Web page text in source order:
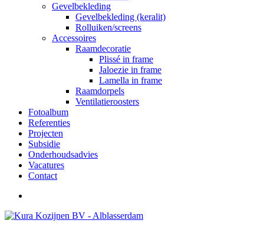
Gevelbekleding
Gevelbekleding (keralit)
Rolluiken/screens
Accessoires
Raamdecoratie
Plissé in frame
Jaloezie in frame
Lamella in frame
Raamdorpels
Ventilatieroosters
Fotoalbum
Referenties
Projecten
Subsidie
Onderhoudsadvies
Vacatures
Contact